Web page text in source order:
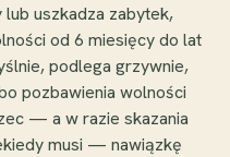
uszkadza zabytek,
od 6 miesięcy do lat
podlega grzywnie,
pozbawienia wolności
— a w razie skazania
musi — nawiązkę